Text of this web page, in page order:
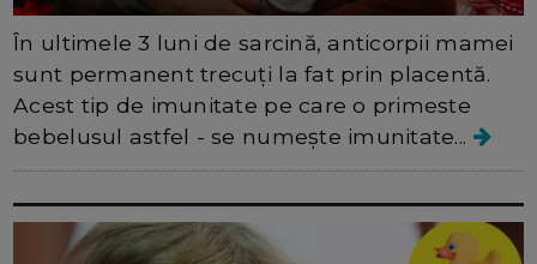
În ultimele 3 luni de sarcină, anticorpii mamei
sunt permanent trecuți la fat prin placentă.
Acest tip de imunitate pe care o primeste
bebelusul astfel - se numește imunitate...